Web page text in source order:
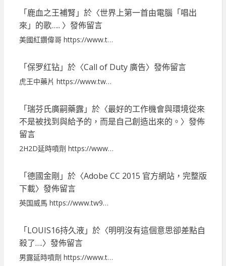
「鹿血之王補腎 」於〈世界上第一首由電腦「唱出
來」的歌….. 〉發佈留言
美國紅鑽偉哥 https://www.t…
「保罗红钻」於〈Call of Duty 廣告〉發佈留言
虎王中藥片 https://www.tw…
「瑞芬氏廣嗣藥露」於〈最好的工作機會與環境從來
不是被找到與給予的，而是自己創造出來的。 〉發佈
留言
2H2D延時噴劑 https://www…
「德國金剛 」於〈Adobe CC 2015 官方網站，完整版
下載〉發佈留言
英国威馬 https://www.tw9…
「LOUIS16持久液」於〈明明沒有這個意思卻差點自
殺了….〉發佈留言
男露延時噴劑 https://www.t…